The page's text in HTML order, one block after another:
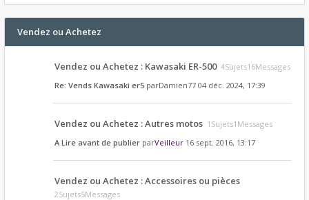
Vendez ou Achetez
Vendez ou Achetez : Kawasaki ER-500 4Sujets16Messages
Re: Vends Kawasaki er5 parDamien77 04 déc. 2024, 17:39
Vendez ou Achetez : Autres motos 1Sujets1Messages
A Lire avant de publier parVeilleur 16 sept. 2016, 13:17
Vendez ou Achetez : Accessoires ou pièces
2Sujets5Messages